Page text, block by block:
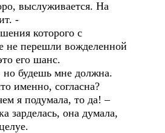
выслуживается. На
-
которого с
не перешли вожделенной
его шанс.
будешь мне должна.
именно, согласна?
я подумала, то да! –
зарделась, она думала,